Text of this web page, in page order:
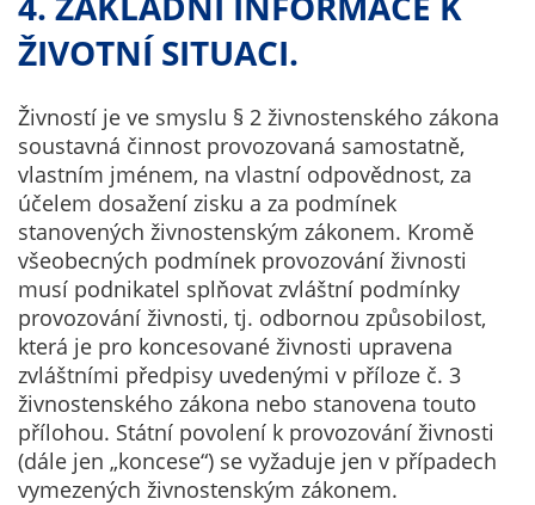
ŽIVOTNÍ SITUACI.
Živností je ve smyslu § 2 živnostenského zákona
soustavná činnost provozovaná samostatně,
vlastním jménem, na vlastní odpovědnost, za
účelem dosažení zisku a za podmínek
stanovených živnostenským zákonem. Kromě
všeobecných podmínek provozování živnosti
musí podnikatel splňovat zvláštní podmínky
provozování živnosti, tj. odbornou způsobilost,
která je pro koncesované živnosti upravena
zvláštními předpisy uvedenými v příloze č. 3
živnostenského zákona nebo stanovena touto
přílohou. Státní povolení k provozování živnosti
(dále jen „koncese“) se vyžaduje jen v případech
vymezených živnostenským zákonem.
nemohou být
nebo
aktivovány.
Analytické
cookies
Analytické
cookies nám
umožňují
měření
výkonu
našeho webu
a našich
reklamních